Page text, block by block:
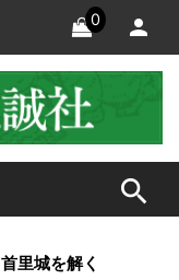
0
search
首里城を解く